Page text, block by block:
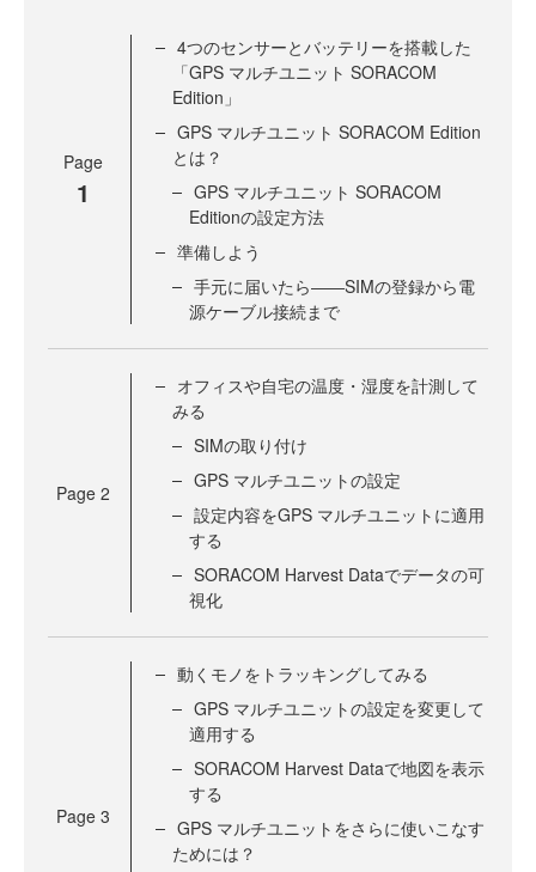
Page
1
4つのセンサーとバッテリーを搭載した
「GPS マルチユニット SORACOM
Edition」
GPS マルチユニット SORACOM Edition
とは？
GPS マルチユニット SORACOM
Editionの設定方法
準備しよう
手元に届いたら――SIMの登録から電
源ケーブル接続まで
Page 2
オフィスや自宅の温度・湿度を計測して
みる
SIMの取り付け
GPS マルチユニットの設定
設定内容をGPS マルチユニットに適用
する
SORACOM Harvest Dataでデータの可
視化
Page 3
動くモノをトラッキングしてみる
GPS マルチユニットの設定を変更して
適用する
SORACOM Harvest Dataで地図を表示
する
GPS マルチユニットをさらに使いこなす
ためには？